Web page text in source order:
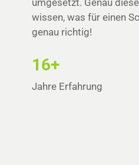
umgesetzt. Genau
wissen, was für einen
genau richtig!
16+
Jahre Erfahrung